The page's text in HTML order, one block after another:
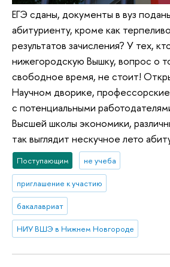
ЕГЭ сданы, документы в вуз
абитуриенту, кроме как
результатов зачисления? У тех,
нижегородскую Вышку, вопрос о
свободное время, не стоит!
Научном дворике, профессорские
с потенциальными
Высшей школы экономики,
так выглядит нескучное лето
Поступающим не учеба
приглашение к участию
бакалавриат
НИУ ВШЭ в Нижнем Новгороде